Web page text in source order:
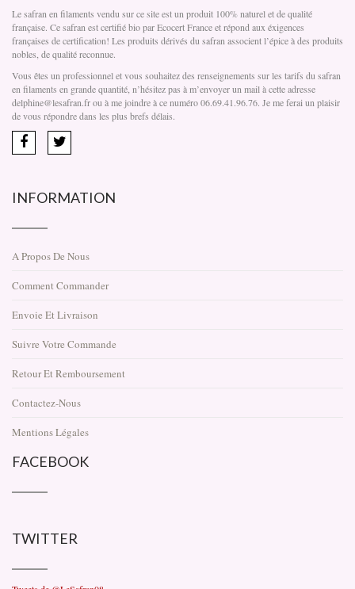
Le safran en filaments vendu sur ce site est un produit 100% naturel et de qualité
française. Ce safran est certifié bio par Ecocert France et répond aux éxigences
françaises de certification! Les produits dérivés du safran associent l’épice à des produits
nobles, de qualité reconnue.
Vous êtes un professionnel et vous souhaitez des renseignements sur les tarifs du safran
en filaments en grande quantité, n’hésitez pas à m’envoyer un mail à cette adresse
delphine@lesafran.fr ou à me joindre à ce numéro 06.69.41.96.76. Je me ferai un plaisir
de vous répondre dans les plus brefs délais.
INFORMATION
A Propos De Nous
Comment Commander
Envoie Et Livraison
Suivre Votre Commande
Retour Et Remboursement
Contactez-Nous
Mentions Légales
FACEBOOK
TWITTER